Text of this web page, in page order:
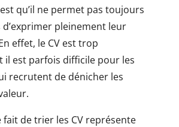
qu’il ne permet pas toujours
pleinement leur
effet, le CV est trop
il est parfois difficile pour les
recrutent de dénicher les
fait de trier les CV représente